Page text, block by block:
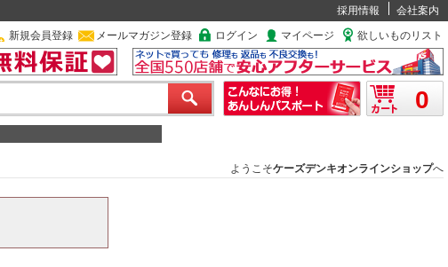
採用情報
会社案内
新規会員登録 メールマガジン登録 ログイン マイページ 欲しいものリスト
0
ようこそケーズデンキオンラインショップへ